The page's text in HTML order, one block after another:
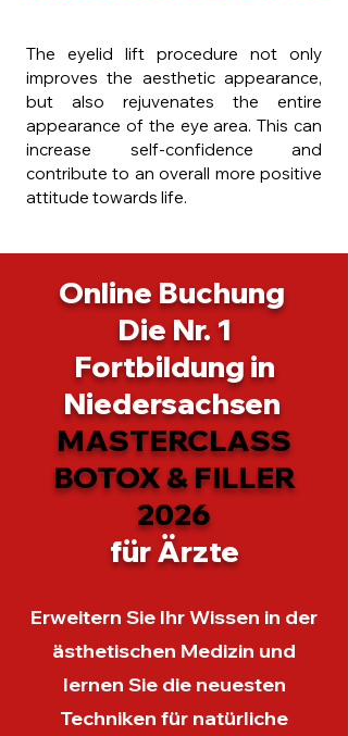
The eyelid lift procedure not only
improves the aesthetic appearance,
but also rejuvenates the entire
appearance of the eye area. This can
increase self-confidence and
contribute to an overall more positive
attitude towards life.
Online Buchung
Die Nr. 1
Fortbildung in
Niedersachsen
MASTERCLASS
BOTOX & FILLER
2026
für Ärzte
Erweitern Sie Ihr Wissen in der
ästhetischen Medizin und
lernen Sie die neuesten
Techniken für natürliche